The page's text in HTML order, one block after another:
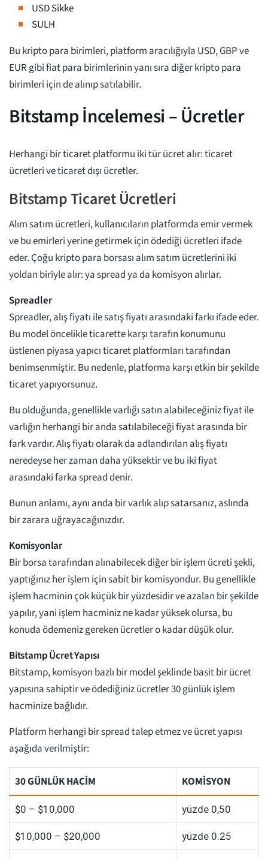
USD Sikke
SULH
Bu kripto para birimleri, platform aracılığıyla USD, GBP ve
EUR gibi fiat para birimlerinin yanı sıra diğer kripto para
birimleri için de alınıp satılabilir.
Bitstamp İncelemesi – Ücretler
Herhangi bir ticaret platformu iki tür ücret alır: ticaret
ücretleri ve ticaret dışı ücretler.
Bitstamp Ticaret Ücretleri
Alım satım ücretleri, kullanıcıların platformda emir vermek
ve bu emirleri yerine getirmek için ödediği ücretleri ifade
eder. Çoğu kripto para borsası alım satım ücretlerini iki
yoldan biriyle alır: ya spread ya da komisyon alırlar.
Spreadler
Spreadler, alış fiyatı ile satış fiyatı arasındaki farkı ifade eder.
Bu model öncelikle ticarette karşı tarafın konumunu
üstlenen piyasa yapıcı ticaret platformları tarafından
benimsenmiştir. Bu nedenle, platforma karşı etkin bir şekilde
ticaret yapıyorsunuz.
Bu olduğunda, genellikle varlığı satın alabileceğiniz fiyat ile
varlığın herhangi bir anda satılabileceği fiyat arasında bir
fark vardır. Alış fiyatı olarak da adlandırılan alış fiyatı
neredeyse her zaman daha yüksektir ve bu iki fiyat
arasındaki farka spread denir.
Bunun anlamı, aynı anda bir varlık alıp satarsanız, aslında
bir zarara uğrayacağınızdır.
Komisyonlar
Bir borsa tarafından alınabilecek diğer bir işlem ücreti şekli,
yaptığınız her işlem için sabit bir komisyondur. Bu genellikle
işlem hacminin çok küçük bir yüzdesidir ve azalan bir şekilde
yapılır, yani işlem hacminiz ne kadar yüksek olursa, bu
konuda ödemeniz gereken ücretler o kadar düşük olur.
Bitstamp Ücret Yapısı
Bitstamp, komisyon bazlı bir model şeklinde basit bir ücret
yapısına sahiptir ve ödediğiniz ücretler 30 günlük işlem
hacminize bağlıdır.
Platform herhangi bir spread talep etmez ve ücret yapısı
aşağıda verilmiştir:
30 GÜNLÜK HACİM KOMİSYON
$0 – $10,000 yüzde 0,50
$10,000 – $20,000 yüzde 0.25